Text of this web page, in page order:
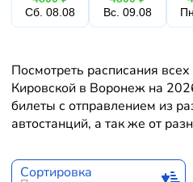
Сб. 08.08
Вс. 09.08
Посмотреть расписания
Кировской в Воронеж на
билеты с отправлением из
автостанций, а так же от
Сортировка